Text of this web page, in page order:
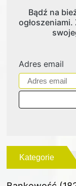
Bądź na
Adres email
Kategorie